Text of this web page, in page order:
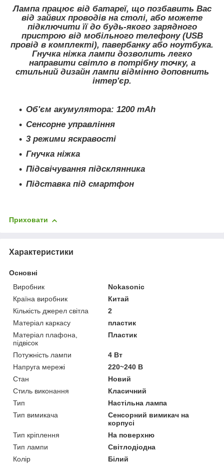
Лампа працює від батареї, що позбавить Вас
від зайвих проводів на столі, або можете
підключити її до будь-якого зарядного
пристрою від мобільного телефону (USB
провід в комплекті), павербанку або ноутбука.
Гнучка ніжка лампи дозволить легко
направити світло в потрібну точку, а
стильний дизайн лампи відмінно доповнить
інтер'єр.
Об'єм акумулятора: 1200 mAh
Сенсорне управління
3 режими яскравості
Гнучка ніжка
Підсвічування підсклянника
Підставка під смартфон
Приховати
Характеристики
Основні
Виробник
Nokasonic
Країна виробник
Китай
Кількість джерел світла
2
Матеріал каркасу
пластик
Матеріал плафона,
підвісок
Пластик
Потужність лампи
4 Вт
Напруга мережі
220~240 В
Стан
Новий
Стиль виконання
Класичний
Тип
Настільна лампа
Тип вимикача
Сенсорний вимикач на
корпусі
Тип кріплення
На поверхню
Тип лампи
Світлодіодна
Колір
Білий